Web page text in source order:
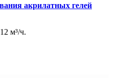
акрилатных гелей
м³/ч.